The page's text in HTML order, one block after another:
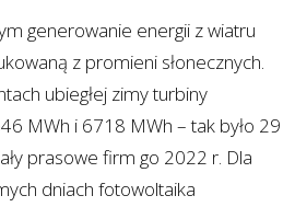
generowanie energii z wiatru
z promieni słonecznych.
ubiegłej zimy turbiny
MWh i 6718 MWh – tak było 29
prasowe firm go 2022 r. Dla
dniach fotowoltaika